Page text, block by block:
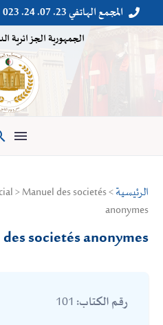

 المجمع الهاتفي 23. 07. 24. 023
الجمهورية الجزائرية
الرئيسية > Manuel des societés
anonymes
societés anonymes
رقم الكتاب: